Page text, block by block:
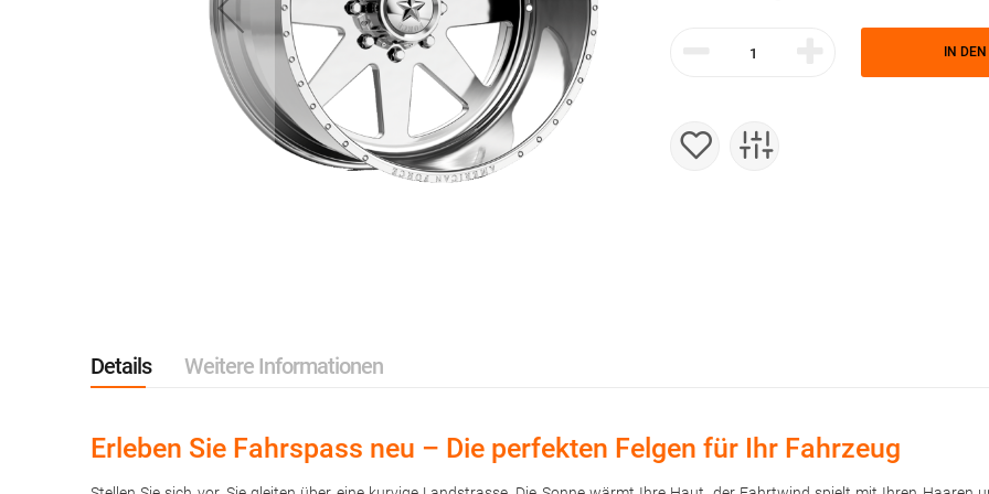
IN
Details
Erleben Sie Fahrspass neu – Die perfekten Felgen für Ihr Fahrzeug
Weitere Informationen